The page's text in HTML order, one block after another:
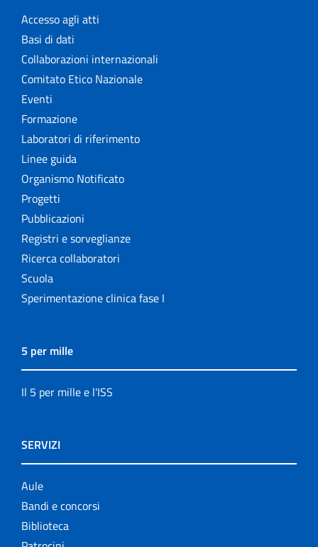
Accesso agli atti
Basi di dati
Collaborazioni internazionali
Comitato Etico Nazionale
Eventi
Formazione
Laboratori di riferimento
Linee guida
Organismo Notificato
Progetti
Pubblicazioni
Registri e sorveglianze
Ricerca collaboratori
Scuola
Sperimentazione clinica fase I
5 per mille
Il 5 per mille e l'ISS
SERVIZI
Aule
Bandi e concorsi
Biblioteca